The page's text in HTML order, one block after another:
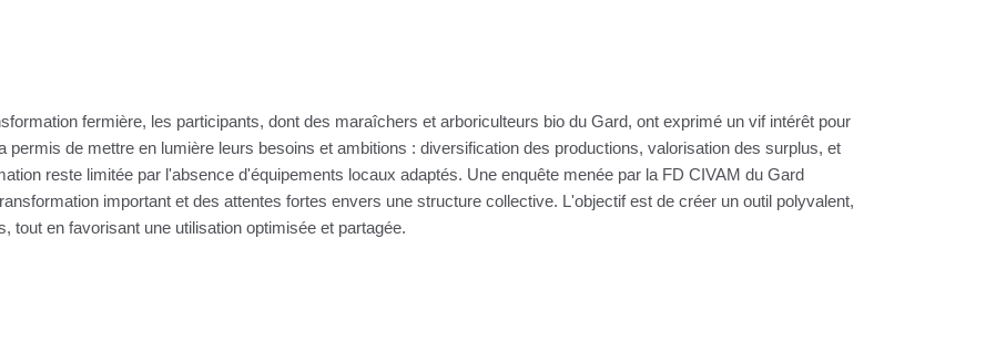
fermière, les participants, dont des maraîchers et arboriculteurs bio du Gard, ont exprimé un vif intérêt pour
permis de mettre en lumière leurs besoins et ambitions : diversification des productions, valorisation des surplus, et
reste limitée par l'absence d'équipements locaux adaptés. Une enquête menée par la FD CIVAM du Gard
important et des attentes fortes envers une structure collective. L'objectif est de créer un outil polyvalent,
tout en favorisant une utilisation optimisée et partagée.